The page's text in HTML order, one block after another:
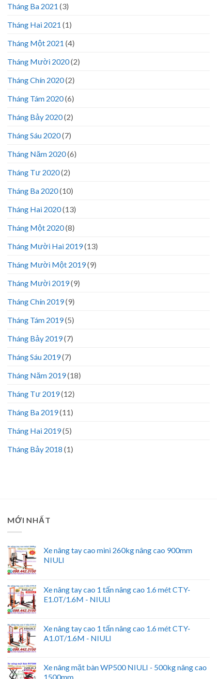
Tháng Ba 2021 (3)
Tháng Hai 2021 (1)
Tháng Một 2021 (4)
Tháng Mười 2020(2)
Tháng Chín 2020(2)
Tháng Tám 2020(6)
Tháng Bảy 2020(2)
Tháng Sáu 2020(7)
Tháng Năm 2020(6)
Tháng Tư 2020(2)
Tháng Ba 2020(10)
Tháng Hai 2020(13)
Tháng Một 2020(8)
Tháng Mười Hai 2019(13)
Tháng Mười Một 2019(9)
Tháng Mười 2019(9)
Tháng Chín 2019(9)
Tháng Tám 2019(5)
Tháng Bảy 2019(7)
Tháng Sáu 2019(7)
Tháng Năm 2019(18)
Tháng Tư 2019(12)
Tháng Ba 2019(11)
Tháng Hai 2019(5)
Tháng Bảy 2018 (1)
MỚI NHẤT
Xe nâng tay cao mini 260kg nâng cao 900mm
NIULI
Xe nâng tay cao 1 tấn nâng cao 1.6 mét CTY-
E1.0T/1.6M - NIULI
Xe nâng tay cao 1 tấn nâng cao 1.6 mét CTY-
A1.0T/1.6M - NIULI
Xe nâng mặt bàn WP500 NIULI - 500kg nâng cao
1500mm